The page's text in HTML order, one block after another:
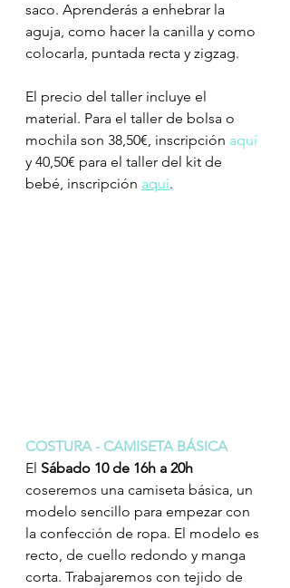
saco. Aprenderás a enhebrar la
aguja, como hacer la canilla y como
colocarla, puntada recta y zigzag.
El precio del taller incluye el
material. Para el taller de bolsa o
mochila son 38,50€, inscripción aquí
y 40,50€ para el taller del kit de
bebé, inscripción aquí.
COSTURA - CAMISETA BÁSICA
El Sábado 10 de 16h a 20h
coseremos una camiseta básica, un
modelo sencillo para empezar con
la confección de ropa. El modelo es
recto, de cuello redondo y manga
corta. Trabajaremos con tejido de